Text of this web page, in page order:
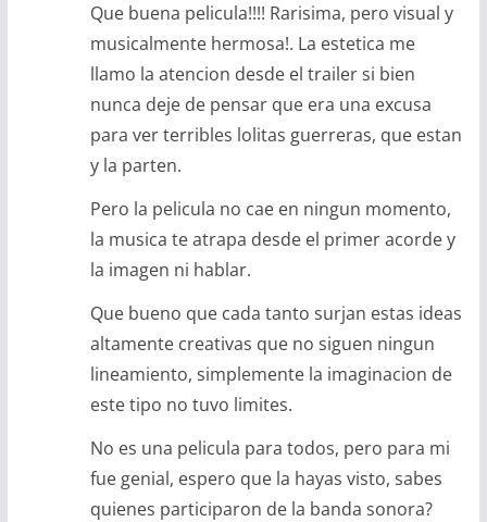
Que buena pelicula!!!! Rarisima, pero visual y
musicalmente hermosa!. La estetica me
llamo la atencion desde el trailer si bien
nunca deje de pensar que era una excusa
para ver terribles lolitas guerreras, que estan
y la parten.
Pero la pelicula no cae en ningun momento,
la musica te atrapa desde el primer acorde y
la imagen ni hablar.
Que bueno que cada tanto surjan estas ideas
altamente creativas que no siguen ningun
lineamiento, simplemente la imaginacion de
este tipo no tuvo limites.
No es una pelicula para todos, pero para mi
fue genial, espero que la hayas visto, sabes
quienes participaron de la banda sonora?